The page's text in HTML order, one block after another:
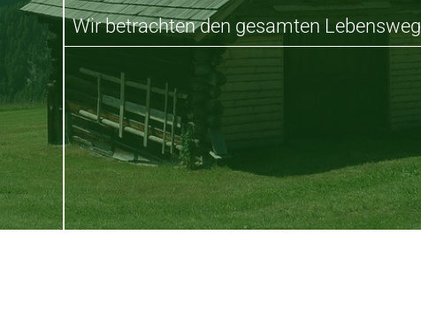
Wir betrachten den gesamten Lebensweg